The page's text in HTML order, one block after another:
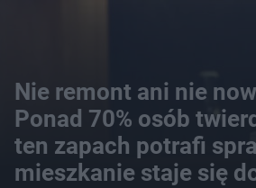
Nie remont ani nie
Ponad 70% osób
ten zapach potrafi
mieszkanie staje się